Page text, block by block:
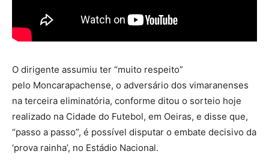
O dirigente assumiu ter “muito respeito”
pelo Moncarapachense, o adversário dos vimaranenses
na terceira eliminatória, conforme ditou o sorteio hoje
realizado na Cidade do Futebol, em Oeiras, e disse que,
“passo a passo”, é possível disputar o embate decisivo da
‘prova rainha’, no Estádio Nacional.